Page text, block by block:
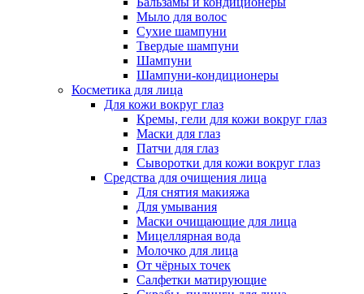
Мыло для волос
Сухие шампуни
Твердые шампуни
Шампуни
Шампуни-кондиционеры
Косметика для лица
Для кожи вокруг глаз
Кремы, гели для кожи вокруг глаз
Маски для глаз
Патчи для глаз
Сыворотки для кожи вокруг глаз
Средства для очищения лица
Для снятия макияжа
Для умывания
Маски очищающие для лица
Мицеллярная вода
Молочко для лица
От чёрных точек
Салфетки матирующие